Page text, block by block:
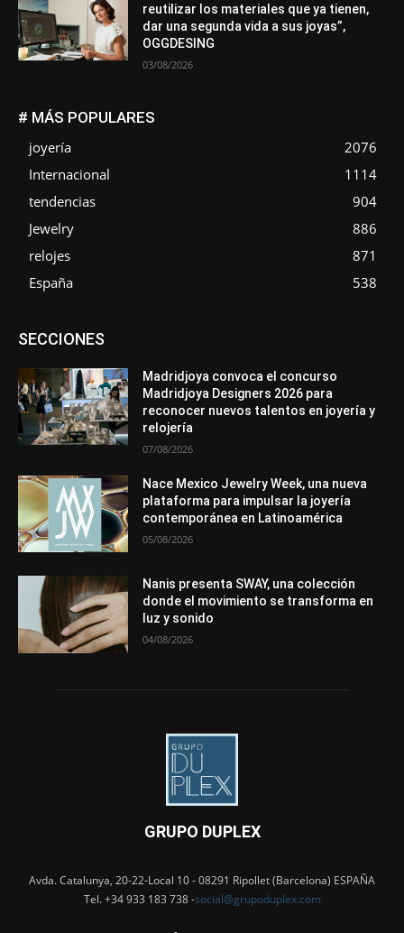
reutilizar los materiales que ya tienen,
dar una segunda vida a sus joyas”,
OGGDESING
03/08/2026
# MÁS POPULARES
joyería
2076
Internacional
1114
tendencias
904
Jewelry
886
relojes
871
España
538
SECCIONESAsociaciones
Entrevistas
Mundo Técnico
Novedades Opiniones
Perspectiva
Premios
Secciones Sin categoría
Más
Madridjoya convoca el concurso
Madridjoya Designers 2026 para
reconocer nuevos talentos en joyería y
relojería
07/08/2026
Nace Mexico Jewelry Week, una nueva
plataforma para impulsar la joyería
contemporánea en Latinoamérica
05/08/2026
Nanis presenta SWAY, una colección
donde el movimiento se transforma en
luz y sonido
04/08/2026
GRUPO DUPLEX
Avda. Catalunya, 20-22-Local 10 - 08291 Ripollet (Barcelona) ESPAÑA
Tel. +34 933 183 738 -social@grupoduplex.com